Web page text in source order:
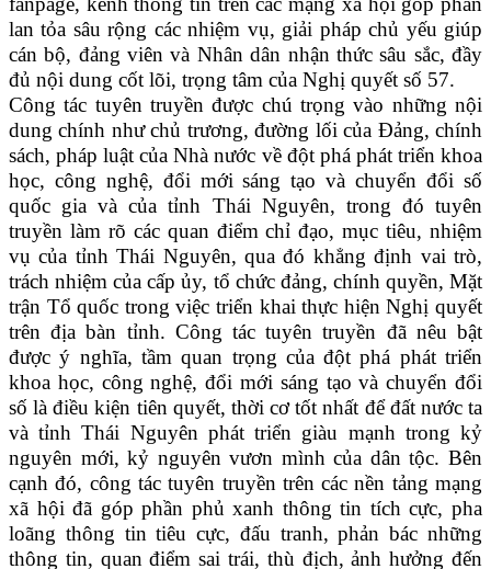
lan tỏa sâu rộng các nhiệm vụ, giải pháp chủ yếu giúp
cán bộ, đảng viên và Nhân dân nhận thức sâu sắc, đầy
đủ nội dung cốt lõi, trọng tâm của Nghị quyết số 57.
Công tác tuyên truyền được chú trọng vào những nội
dung chính như chủ trương, đường lối của Đảng, chính
sách, pháp luật của Nhà nước về đột phá phát triển khoa
học, công nghệ, đổi mới sáng tạo và chuyển đổi số
quốc gia và của tỉnh Thái Nguyên, trong đó tuyên
truyền làm rõ các quan điểm chỉ đạo, mục tiêu, nhiệm
vụ của tỉnh Thái Nguyên, qua đó khẳng định vai trò,
trách nhiệm của cấp ủy, tổ chức đảng, chính quyền, Mặt
trận Tổ quốc trong việc triển khai thực hiện Nghị quyết
trên địa bàn tỉnh. Công tác tuyên truyền đã nêu bật
được ý nghĩa, tầm quan trọng của đột phá phát triển
khoa học, công nghệ, đổi mới sáng tạo và chuyển đổi
số là điều kiện tiên quyết, thời cơ tốt nhất để đất nước ta
và tỉnh Thái Nguyên phát triển giàu mạnh trong kỷ
nguyên mới, kỷ nguyên vươn mình của dân tộc. Bên
cạnh đó, công tác tuyên truyền trên các nền tảng mạng
xã hội đã góp phần phủ xanh thông tin tích cực, pha
loãng thông tin tiêu cực, đấu tranh, phản bác những
thông tin, quan điểm sai trái, thù địch, ảnh hưởng đến